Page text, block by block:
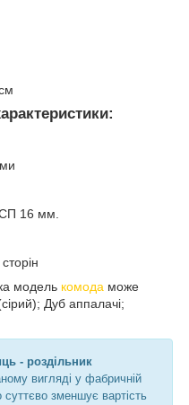
16 мм.
модель комода може
Дуб аппалачі;
- роздільник
вигляді у фабричній
зменшує вартість